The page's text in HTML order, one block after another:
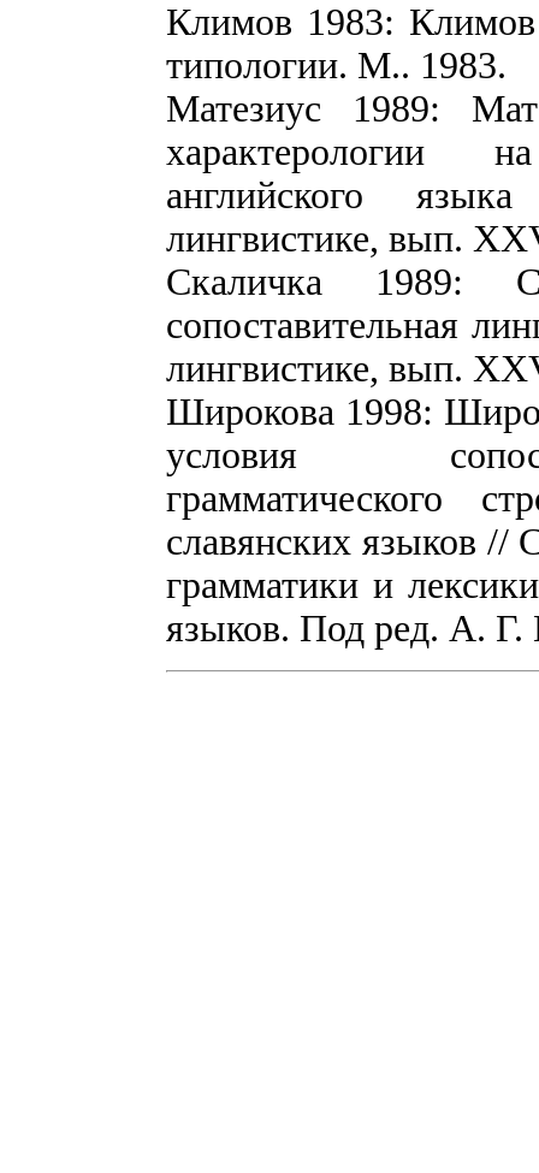
Климов 1983:
типологии. М.. 1983.
Матезиус 1989:
характерологии
английского
лингвистике, вып.
Скаличка 1989:
сопоставительная
лингвистике, вып.
Широкова 1998:
условия
грамматического
славянских языков //
грамматики и
языков. Под ред. А.